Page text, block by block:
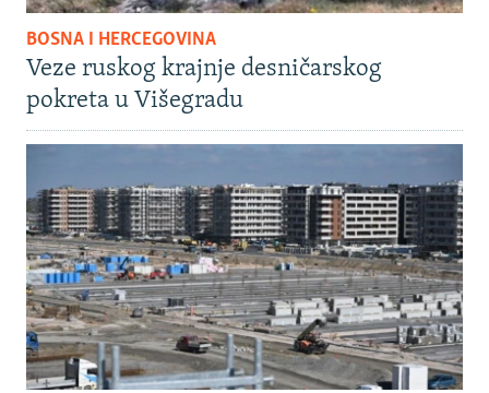
BOSNA I HERCEGOVINA
Veze ruskog krajnje desničarskog
pokreta u Višegradu